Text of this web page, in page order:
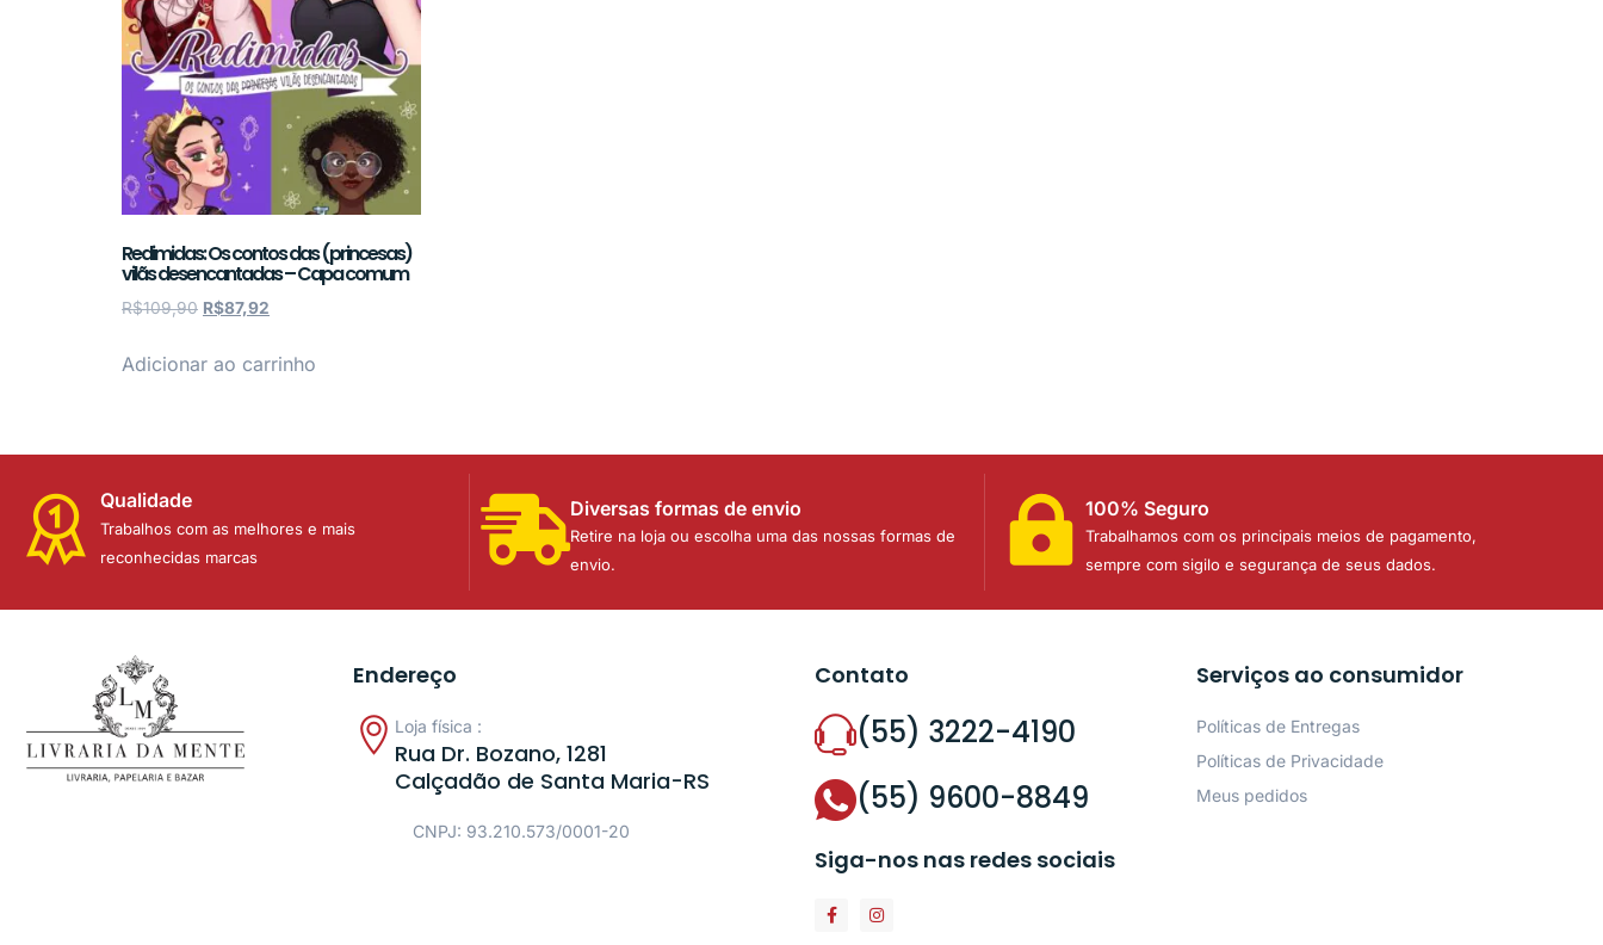
Redimidas: Os contos das (princesas)
vilãs desencantadas – Capa comum
R$109,90 R$87,92
Adicionar ao carrinho
Qualidade
Trabalhos com as melhores e mais
reconhecidas marcas
Diversas formas de envio
Retire na loja ou escolha uma das nossas formas de
envio.
100% Seguro
Trabalhamos com os principais meios de pagamento,
sempre com sigilo e segurança de seus dados.
Endereço
Loja física :
Rua Dr. Bozano, 1281
Calçadão de Santa Maria-RS
CNPJ: 93.210.573/0001-20
Contato
(55) 3222-4190
(55) 9600-8849
Siga-nos nas redes sociais
Serviços ao consumidor
Políticas de Entregas
Políticas de Privacidade
Meus pedidos